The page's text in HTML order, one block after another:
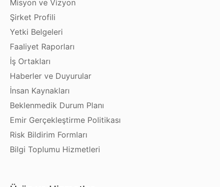
Misyon ve Vizyon
Şirket Profili
Yetki Belgeleri
Faaliyet Raporları
İş Ortakları
Haberler ve Duyurular
İnsan Kaynakları
Beklenmedik Durum Planı
Emir Gerçekleştirme Politikası
Risk Bildirim Formları
Bilgi Toplumu Hizmetleri